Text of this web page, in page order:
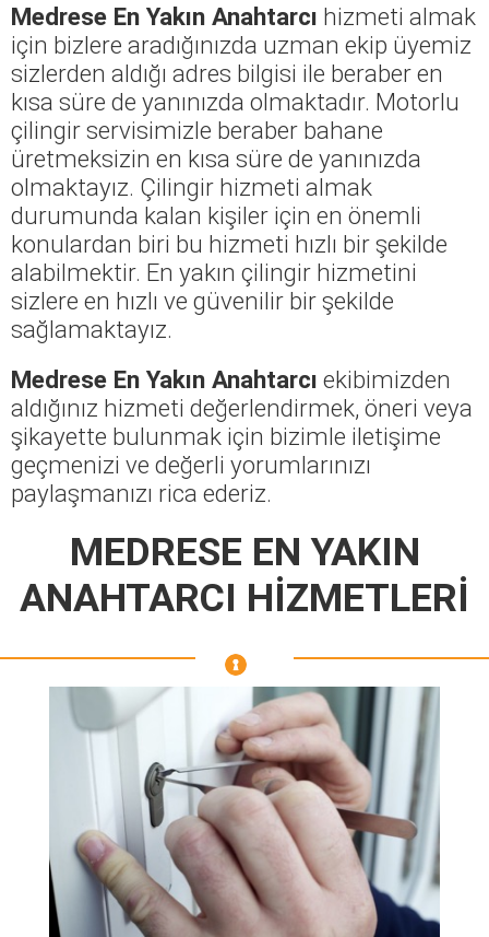
Medrese En Yakın Anahtarcı hizmeti almak
için bizlere aradığınızda uzman ekip üyemiz
sizlerden aldığı adres bilgisi ile beraber en
kısa süre de yanınızda olmaktadır. Motorlu
çilingir servisimizle beraber bahane
üretmeksizin en kısa süre de yanınızda
olmaktayız. Çilingir hizmeti almak
durumunda kalan kişiler için en önemli
konulardan biri bu hizmeti hızlı bir şekilde
alabilmektir. En yakın çilingir hizmetini
sizlere en hızlı ve güvenilir bir şekilde
sağlamaktayız.
Medrese En Yakın Anahtarcı ekibimizden
aldığınız hizmeti değerlendirmek, öneri veya
şikayette bulunmak için bizimle iletişime
geçmenizi ve değerli yorumlarınızı
paylaşmanızı rica ederiz.
MEDRESE EN YAKIN
ANAHTARCI HİZMETLERİ